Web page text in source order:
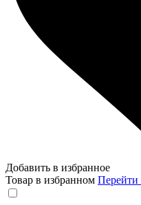
Добавить в избранное
Товар в избранном Перейти